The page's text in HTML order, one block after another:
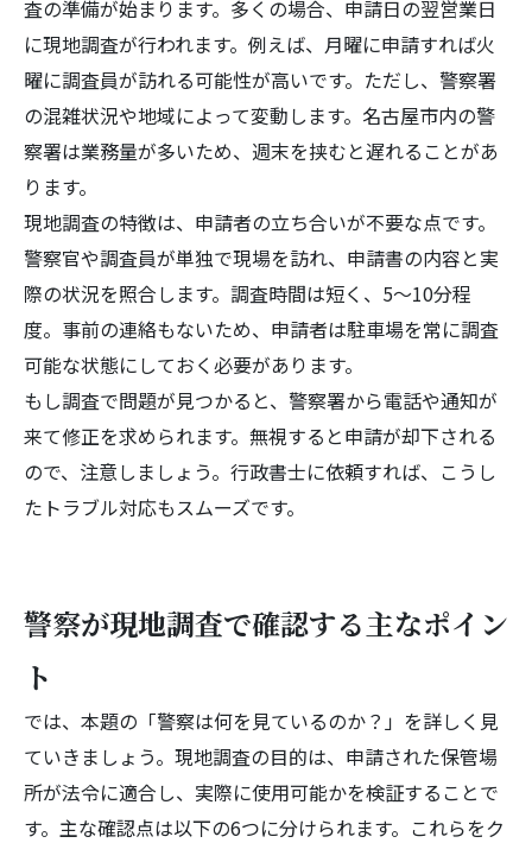
査の準備が始まります。多くの場合、申請日の翌営業日
に現地調査が行われます。例えば、月曜に申請すれば火
曜に調査員が訪れる可能性が高いです。ただし、警察署
の混雑状況や地域によって変動します。名古屋市内の警
察署は業務量が多いため、週末を挟むと遅れることがあ
ります。
現地調査の特徴は、申請者の立ち合いが不要な点です。
警察官や調査員が単独で現場を訪れ、申請書の内容と実
際の状況を照合します。調査時間は短く、5～10分程
度。事前の連絡もないため、申請者は駐車場を常に調査
可能な状態にしておく必要があります。
もし調査で問題が見つかると、警察署から電話や通知が
来て修正を求められます。無視すると申請が却下される
ので、注意しましょう。行政書士に依頼すれば、こうし
たトラブル対応もスムーズです。
警察が現地調査で確認する主なポイン
ト
では、本題の「警察は何を見ているのか？」を詳しく見
ていきましょう。現地調査の目的は、申請された保管場
所が法令に適合し、実際に使用可能かを検証することで
す。主な確認点は以下の6つに分けられます。これらをク